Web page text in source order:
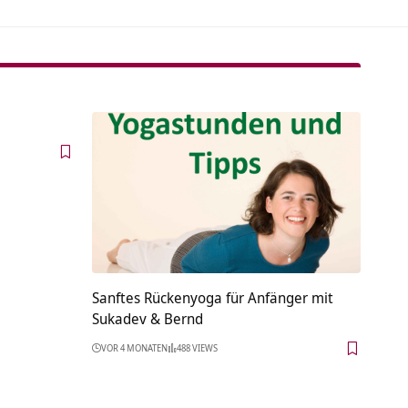
Sanftes Rückenyoga für Anfänger mit
Sukadev & Bernd
VOR 4 MONATEN 488 VIEWS